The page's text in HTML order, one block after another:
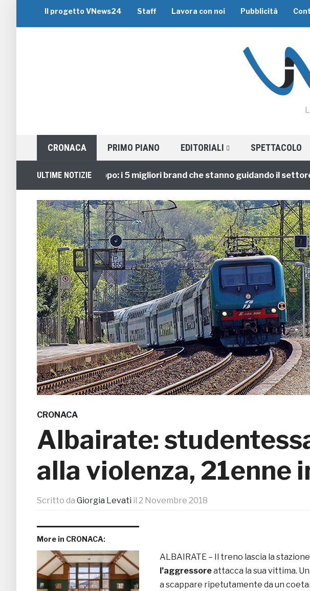
Il progetto VNews24 Staff Lavora con noi Pubblicità
CRONACA PRIMO PIANO EDITORIALI SPETTACOLO
ULTIME NOTIZIE
Viaggi di Gruppo: i 5 migliori brand che stanno guidando il settore
CRONACA
Albairate:
alla violenza, 21enne
Scritto da Giorgia Levati il 2 Novembre 2018
More in CRONACA:
ALBAIRATE – Il treno lascia la
l’aggressoreattacca la sua vittima.
a scappare ripetutamente da un